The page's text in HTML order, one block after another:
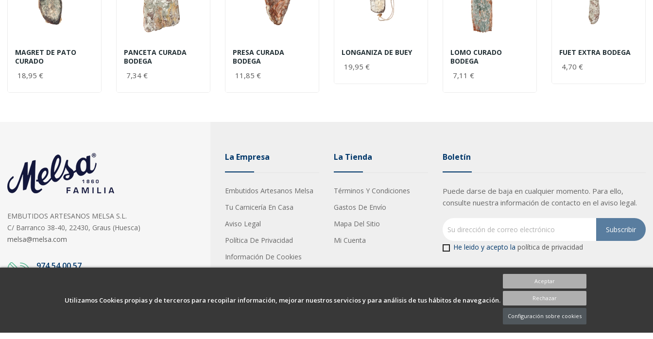
Utilizamos Cookies propias y de terceros para recopilar información, mejorar nuestros servicios y para análisis de tus hábitos de navegación.
Aceptar
Rechazar
Configuración sobre cookies
MAGRET DE PATO
CURADO
18,95 €
PANCETA CURADA
BODEGA
7,34 €
PRESA CURADA
BODEGA
11,85 €
LONGANIZA DE BUEY
19,95 €
LOMO CURADO
BODEGA
7,11 €
FUET EXTRA BODEGA
4,70 €
EMBUTIDOS ARTESANOS MELSA S.L.
C/ Barranco 38-40, 22430, Graus (Huesca)
melsa@melsa.com
974 54 00 57
La Empresa
Embutidos Artesanos Melsa
Tu Carnicería En Casa
Aviso Legal
Política De Privacidad
Información De Cookies
La Tienda
Términos Y Condiciones
Gastos De Envío
Mapa Del Sitio
Mi Cuenta
Boletín
Puede darse de baja en cualquier momento. Para ello,
consulte nuestra información de contacto en el aviso legal.
He leido y acepto la política de privacidad